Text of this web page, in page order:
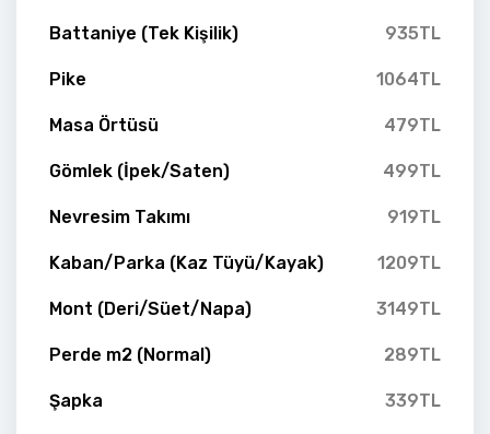
Battaniye (Tek Kişilik) 935TL
Pike 1064TL
Masa Örtüsü 479TL
Gömlek (İpek/Saten) 499TL
Nevresim Takımı 919TL
Kaban/Parka (Kaz Tüyü/Kayak) 1209TL
Mont (Deri/Süet/Napa) 3149TL
Perde m2 (Normal) 289TL
Şapka 339TL